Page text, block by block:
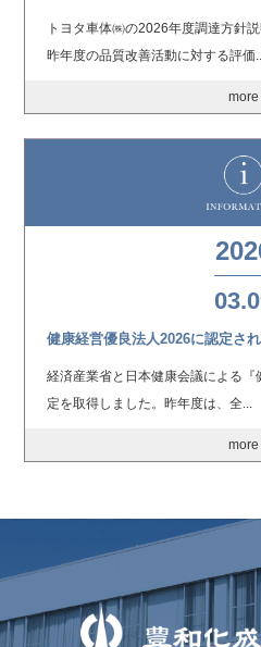
トヨタ車体㈱の2026年度調達方針
昨年度の品質改善活動に対する評価...
more
健康経営優良法人2026に認定さ
経済産業省と日本健康会議による
定を取得しました。昨年度は、全...
more